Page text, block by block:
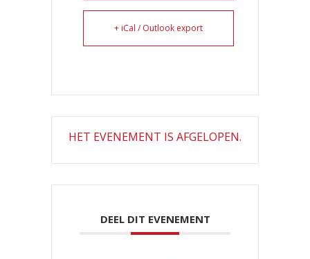
+ iCal / Outlook export
HET EVENEMENT IS AFGELOPEN.
DEEL DIT EVENEMENT